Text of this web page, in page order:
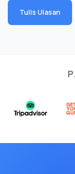
Tulis Ulasan